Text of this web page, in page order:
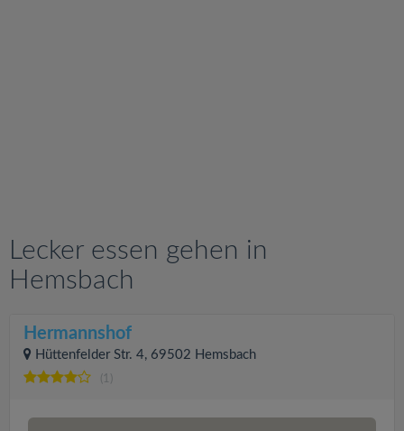
Lecker essen gehen in
Hemsbach
Hermannshof
Hüttenfelder Str. 4, 69502 Hemsbach
(1)